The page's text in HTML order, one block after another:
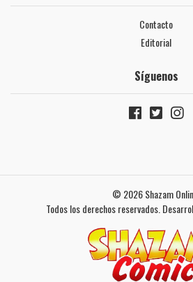
Contacto
Editorial
Síguenos
© 2026 Shazam
Todos los derechos reservados.